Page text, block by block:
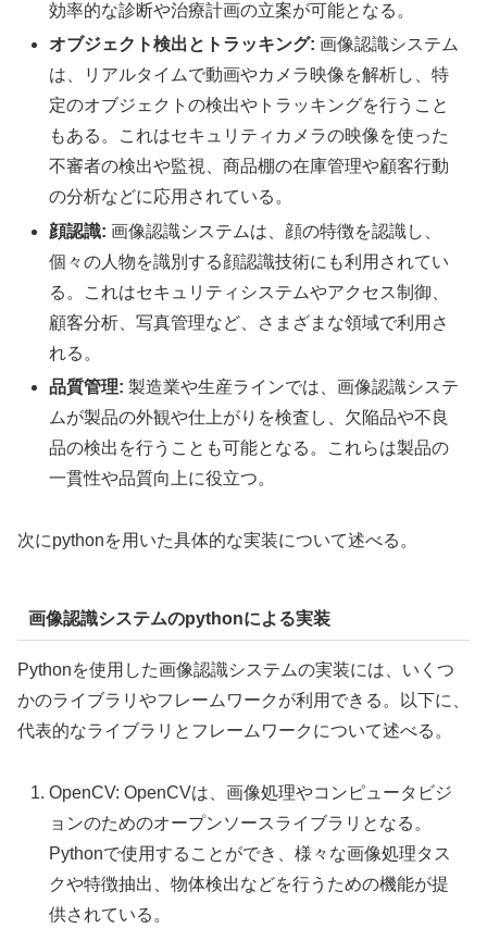
効率的な診断や治療計画の立案が可能となる。
オブジェクト検出とトラッキング: 画像認識システム
は、リアルタイムで動画やカメラ映像を解析し、特
定のオブジェクトの検出やトラッキングを行うこと
もある。これはセキュリティカメラの映像を使った
不審者の検出や監視、商品棚の在庫管理や顧客行動
の分析などに応用されている。
顔認識: 画像認識システムは、顔の特徴を認識し、
個々の人物を識別する顔認識技術にも利用されてい
る。これはセキュリティシステムやアクセス制御、
顧客分析、写真管理など、さまざまな領域で利用さ
れる。
品質管理: 製造業や生産ラインでは、画像認識システ
ムが製品の外観や仕上がりを検査し、欠陥品や不良
品の検出を行うことも可能となる。これらは製品の
一貫性や品質向上に役立つ。
次にpythonを用いた具体的な実装について述べる。
画像認識システムのpythonによる実装
Pythonを使用した画像認識システムの実装には、いくつ
かのライブラリやフレームワークが利用できる。以下に、
代表的なライブラリとフレームワークについて述べる。
OpenCV: OpenCVは、画像処理やコンピュータビジ
ョンのためのオープンソースライブラリとなる。
Pythonで使用することができ、様々な画像処理タス
クや特徴抽出、物体検出などを行うための機能が提
供されている。